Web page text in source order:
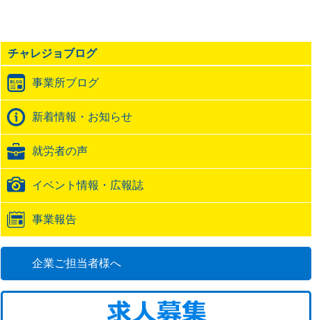
チャレジョブログ
事業所ブログ
新着情報・お知らせ
就労者の声
イベント情報・広報誌
事業報告
企業ご担当者様へ